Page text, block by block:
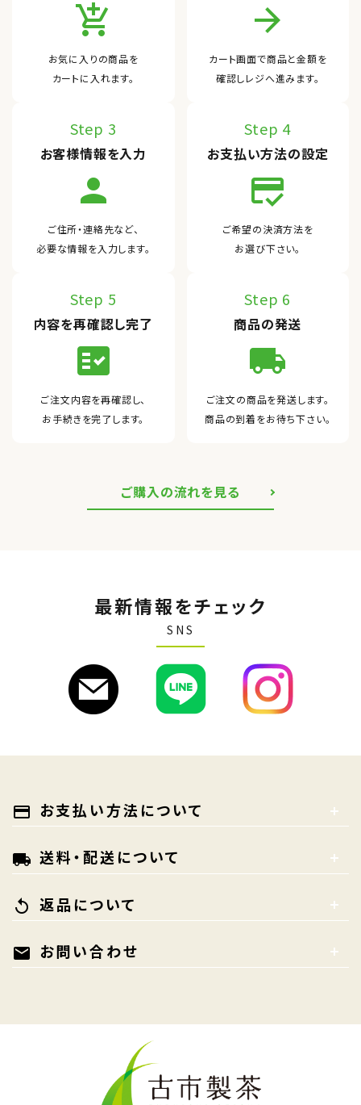
add_shopping_cart
お気に入りの商品を
カートに入れます。
arrow_forward
カート画面で商品と金額を
確認しレジへ進みます。
Step 3
お客様情報を入力
person
ご住所・連絡先など、
必要な情報を入力します。
Step 4
お支払い方法の設定
credit_score
ご希望の決済方法を
お選び下さい。
Step 5
内容を再確認し完了
fact_check
ご注文内容を再確認し、
お手続きを完了します。
Step 6
商品の発送
local_shipping
ご注文の商品を発送します。
商品の到着をお待ち下さい。
ご購入の流れを見る
最新情報をチェック
SNS
payment お支払い方法について
local_shipping 送料・配送について
replay 返品について
mail お問い合わせ